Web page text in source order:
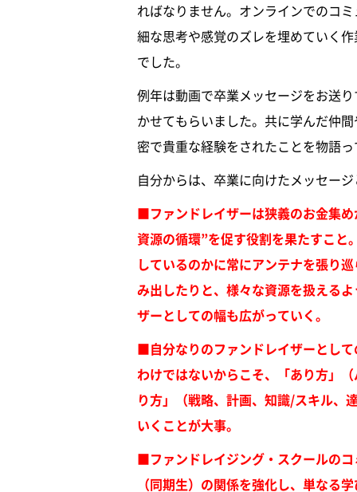
ればなりません。オンラインでのコ
細な思考や感覚のズレを埋めていく
でした。
例年は動画で卒業メッセージをお送
かせてもらいました。共に学んだ仲
密で貴重な経験をされたことを物語
自分からは、卒業に向けたメッセー
■ファンドレイザーは狭義のお金集
資源の循環”を促す役割を果たすこと
しているのかに常にアンテナを張り
み出したりと、様々な資源を扱える
ザーとしての幅も広がっていく。
■自分なりのファンドレイザーとし
わけではないからこそ、「あり方」
り方」（戦略、計画、知識/スキル、
いくことが大事。
■ファンドレイジング・スクールの
（同期生）の関係を強化し、単なる